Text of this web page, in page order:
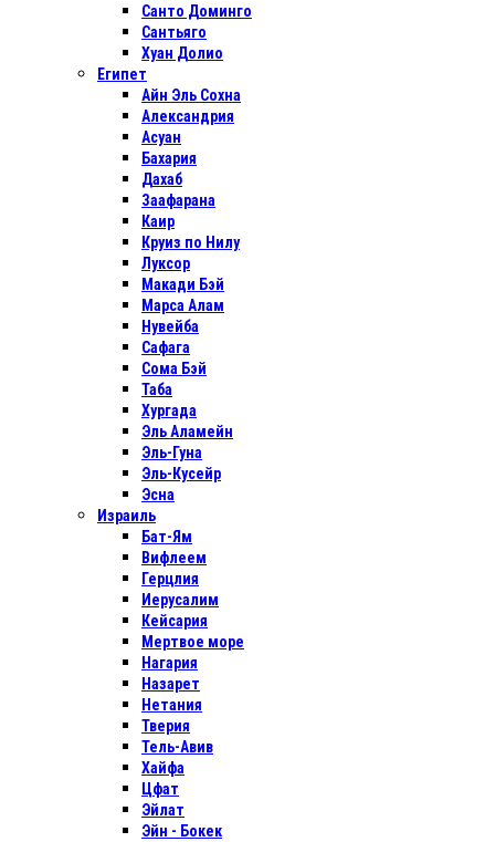
Санто Доминго
Сантьяго
Хуан Долио
Египет
Айн Эль Сохна
Александрия
Асуан
Бахария
Дахаб
Заафарана
Каир
Круиз по Нилу
Луксор
Макади Бэй
Марса Алам
Нувейба
Сафага
Сома Бэй
Таба
Хургада
Эль Аламейн
Эль-Гуна
Эль-Кусейр
Эсна
Израиль
Бат-Ям
Вифлеем
Герцлия
Иерусалим
Кейсария
Мертвое море
Нагария
Назарет
Нетания
Тверия
Тель-Авив
Хайфа
Цфат
Эйлат
Эйн - Бокек